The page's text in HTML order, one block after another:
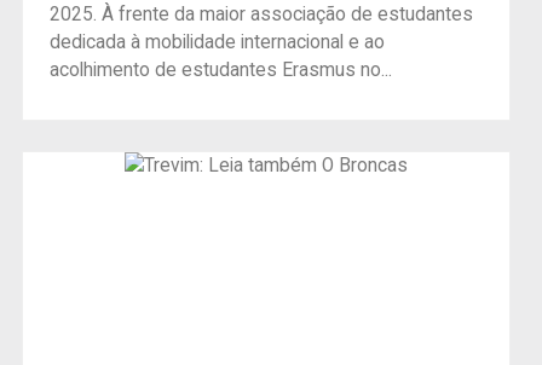
2025. À frente da maior associação de estudantes
dedicada à mobilidade internacional e ao
acolhimento de estudantes Erasmus no...